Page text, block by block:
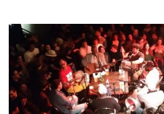
Roda de samba - Critique sortie Jazz /
de l'Ermitage